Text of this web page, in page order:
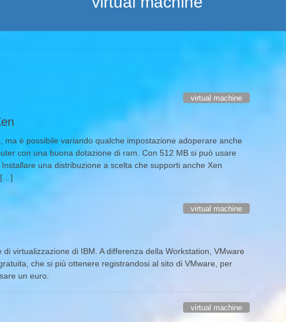
virtual machine
è possibile variando qualche impostazione adoperare anche
con una buona dotazione di ram. Con 512 MB si può usare
una distribuzione a scelta che supporti anche Xen
[…]
virtual machine
virtualizzazione di IBM. A differenza della Workstation, VMware
che si più ottenere registrandosi al sito di VMware, per
un euro.
virtual machine